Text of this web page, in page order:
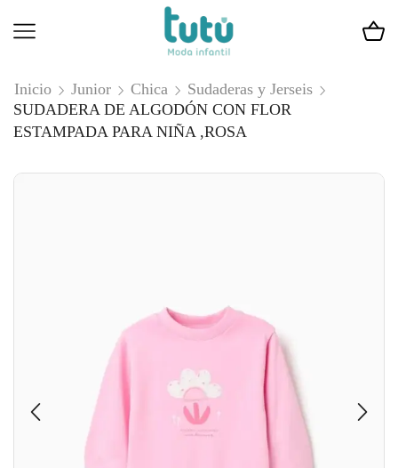
Inicio Junior Chica
Sudaderas y Jerseis
SUDADERA DE ALGODÓN CON FLOR
ESTAMPADA PARA NIÑA ,ROSA